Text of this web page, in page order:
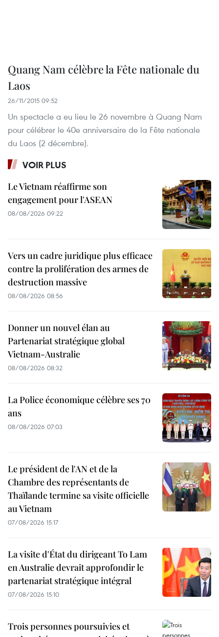
Quang Nam célèbre la Fête nationale du
Laos
26/11/2015 09:52
Un spectacle a eu lieu le 26 novembre à Quang Nam
pour célébrer le 40e anniversaire de la Fête nationale
du Laos (2 décembre).
VOIR PLUS
Le Vietnam réaffirme son
engagement pour l'ASEAN
08/08/2026 09:22
Vers un cadre juridique plus efficace
contre la prolifération des armes de
destruction massive
08/08/2026 08:56
Donner un nouvel élan au
Partenariat stratégique global
Vietnam-Australie
08/08/2026 08:32
La Police économique célèbre ses 70
ans
08/08/2026 07:03
Le président de l'AN et de la
Chambre des représentants de
Thaïlande termine sa visite officielle
au Vietnam
07/08/2026 15:17
La visite d'État du dirigeant To Lam
en Australie devrait approfondir le
partenariat stratégique intégral
07/08/2026 15:10
Trois personnes poursuivies et